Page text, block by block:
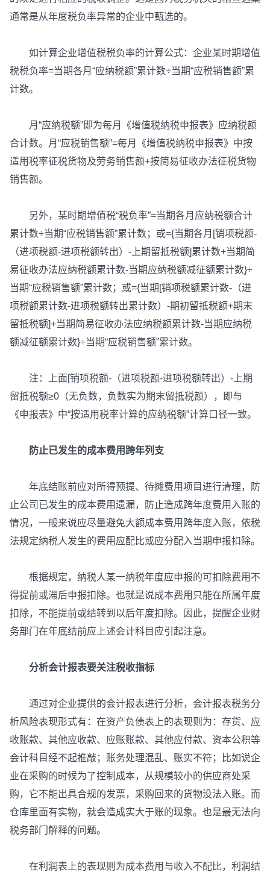
通常是从年度税负率异常的企业中甄选的。
如计算企业增值税税负率的计算公式：企业某时期增值
税税负率=当期各月“应纳税额”累计数÷当期“应税销售额”累
计数。
月“应纳税额”即为每月《增值税纳税申报表》应纳税额
合计数。月“应税销售额”=每月《增值税纳税申报表》中按
适用税率征税货物及劳务销售额+按简易征收办法征税货物
销售额。
另外，某时期增值税“税负率”=当期各月应纳税额合计
累计数÷当期“应税销售额”累计数；或={当期各月[销项税额-
（进项税额-进项税额转出）-上期留抵税额]累计数+当期简
易征收办法应纳税额累计数-当期应纳税额减征额累计数}÷
当期“应税销售额”累计数；或={当期[销项税额累计数-（进
项税额累计数-进项税额转出累计数）-期初留抵税额+期末
留抵税额]+当期简易征收办法应纳税额累计数-当期应纳税
额减征额累计数}÷当期“应税销售额”累计数。
注：上面[销项税额-（进项税额-进项税额转出）-上期
留抵税额≥0（无负数，负数实为期末留抵税额），即与
《申报表》中“按适用税率计算的应纳税额”计算口径一致。
防止已发生的成本费用跨年列支
年底结账前应对所得预提、待摊费用项目进行清理，防
止公司已发生的成本费用遗漏，防止造成跨年度费用入账的
情况，一般来说应尽量避免大额成本费用跨年度入账，依税
法规定纳税人发生的费用应配比或应分配入当期申报扣除。
根据规定，纳税人某一纳税年度应申报的可扣除费用不
得提前或滞后申报扣除。也就是说成本费用只能在所属年度
扣除，不能提前或结转到以后年度扣除。因此，提醒企业财
务部门在年底结前应上述会计科目应引起注意。
分析会计报表要关注税收指标
通过对企业提供的会计报表进行分析，会计报表税务分
析风险表现形式有：在资产负债表上的表现则为：存货、应
收账款、其他应收款、应账账款、其他应付款、资本公积等
会计科目经不起推敲；账务处理混乱、账实不符；比如说企
业在采购的时候为了控制成本，从规模较小的供应商处采
购，它不能出具合规的发票，采购回来的货物没法入账。而
仓库里面有实物，就会造成实大于账的现象。也是最无法向
税务部门解释的问题。
在利润表上的表现则为成本费用与收入不配比，利润结